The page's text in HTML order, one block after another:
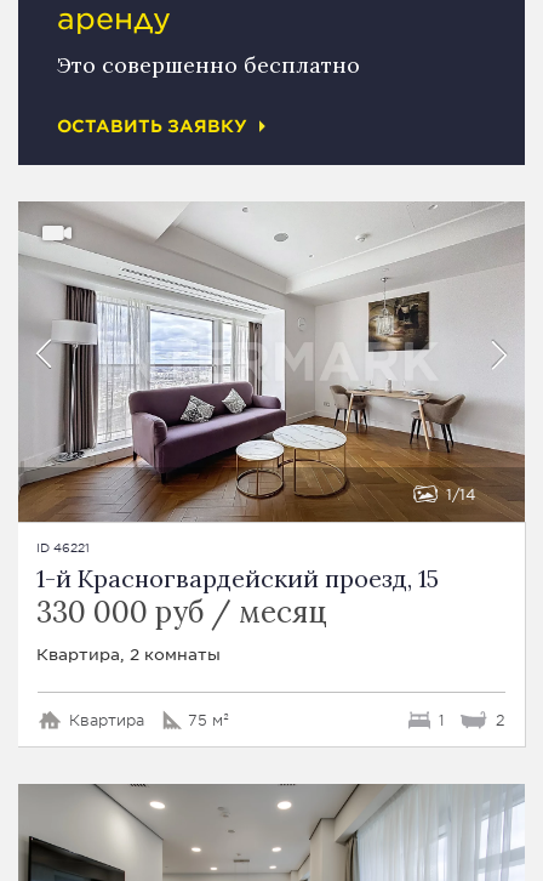
аренду
Это совершенно бесплатно
ОСТАВИТЬ ЗАЯВКУ
1 14
ID 46221
1-й Красногвардейский проезд, 15
330 000 руб / месяц
Квартира, 2 комнаты
Квартира 75 м² 1 2